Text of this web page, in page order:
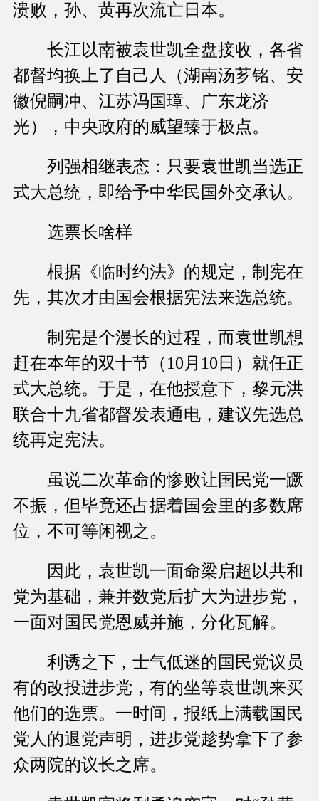
溃败，孙、黄再次流亡日本。
长江以南被袁世凯全盘接收，各省
都督均换上了自己人（湖南汤芗铭、安
徽倪嗣冲、江苏冯国璋、广东龙济
光），中央政府的威望臻于极点。
列强相继表态：只要袁世凯当选正
式大总统，即给予中华民国外交承认。
选票长啥样
根据《临时约法》的规定，制宪在
先，其次才由国会根据宪法来选总统。
制宪是个漫长的过程，而袁世凯想
赶在本年的双十节（10月10日）就任正
式大总统。于是，在他授意下，黎元洪
联合十九省都督发表通电，建议先选总
统再定宪法。
虽说二次革命的惨败让国民党一蹶
不振，但毕竟还占据着国会里的多数席
位，不可等闲视之。
因此，袁世凯一面命梁启超以共和
党为基础，兼并数党后扩大为进步党，
一面对国民党恩威并施，分化瓦解。
利诱之下，士气低迷的国民党议员
有的改投进步党，有的坐等袁世凯来买
他们的选票。一时间，报纸上满载国民
党人的退党声明，进步党趁势拿下了参
众两院的议长之席。